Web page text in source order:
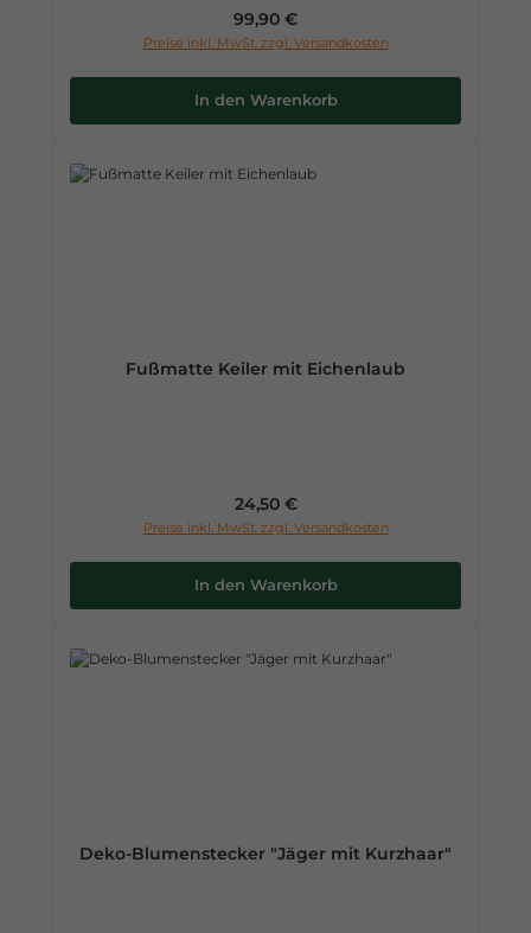
Regulärer Preis:
99,90 €
Preise inkl. MwSt. zzgl. Versandkosten
In den Warenkorb
Fußmatte Keiler mit Eichenlaub
Regulärer Preis:
24,50 €
Preise inkl. MwSt. zzgl. Versandkosten
In den Warenkorb
Deko-Blumenstecker "Jäger mit Kurzhaar"